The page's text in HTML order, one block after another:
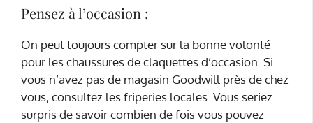
Pensez à l’occasion :
On peut toujours compter sur la bonne volonté
pour les chaussures de claquettes d’occasion. Si
vous n’avez pas de magasin Goodwill près de chez
vous, consultez les friperies locales. Vous seriez
surpris de savoir combien de fois vous pouvez